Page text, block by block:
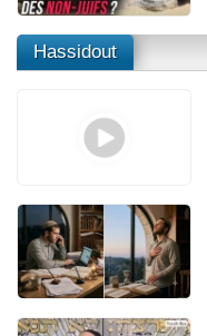
Hassidout